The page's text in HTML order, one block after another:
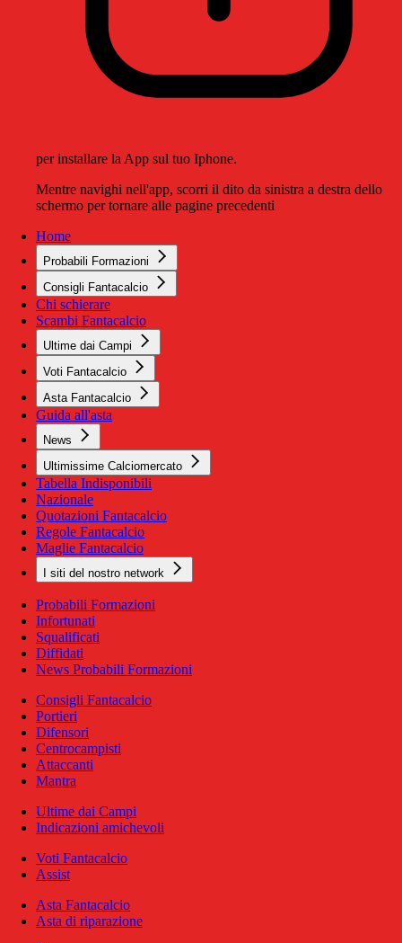
per installare la App sul tuo Iphone.
Mentre navighi nell'app, scorri il dito da sinistra a destra dello
schermo per tornare alle pagine precedenti
Home
Probabili Formazioni
Consigli Fantacalcio
Chi schierare
Scambi Fantacalcio
Ultime dai Campi
Voti Fantacalcio
Asta Fantacalcio
Guida all'asta
News
Ultimissime Calciomercato
Tabella Indisponibili
Nazionale
Quotazioni Fantacalcio
Regole Fantacalcio
Maglie Fantacalcio
I siti del nostro network
Probabili Formazioni
Infortunati
Squalificati
Diffidati
News Probabili Formazioni
Consigli Fantacalcio
Portieri
Difensori
Centrocampisti
Attaccanti
Mantra
Ultime dai Campi
Indicazioni amichevoli
Voti Fantacalcio
Assist
Asta Fantacalcio
Asta di riparazione